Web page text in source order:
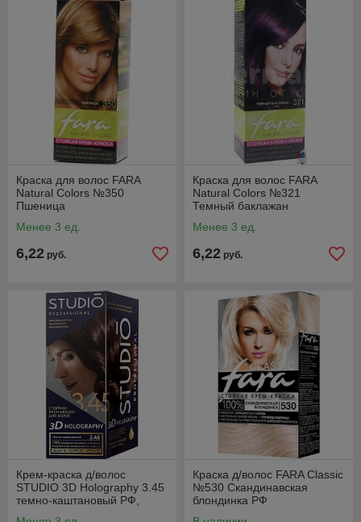
Краска для волос FARA
Natural Colors №350
Пшеница
Менее 3 ед.
6,22 руб.
Краска для волос FARA
Natural Colors №321
Темный баклажан
Менее 3 ед.
6,22 руб.
Крем-краска д/волос
STUDIO 3D Holography 3.45
темно-каштановый РФ,
Краска д/волос FARA Classic
№530 Скандинавская
блондинка РФ